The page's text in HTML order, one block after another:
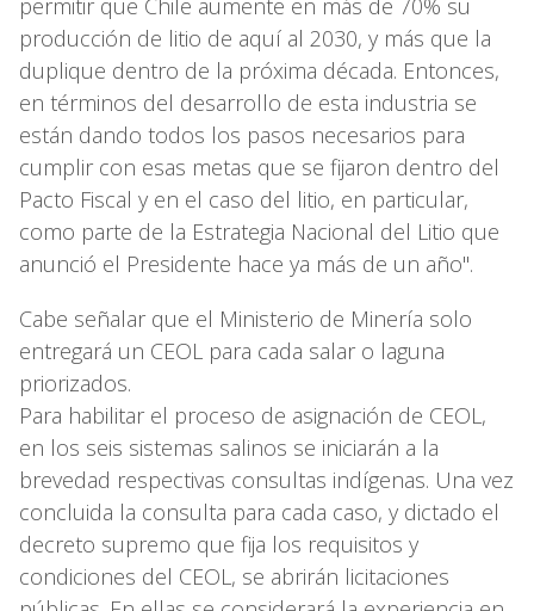
permitir que Chile aumente en más de 70% su
producción de litio de aquí al 2030, y más que la
duplique dentro de la próxima década. Entonces,
en términos del desarrollo de esta industria se
están dando todos los pasos necesarios para
cumplir con esas metas que se fijaron dentro del
Pacto Fiscal y en el caso del litio, en particular,
como parte de la Estrategia Nacional del Litio que
anunció el Presidente hace ya más de un año".
Cabe señalar que el Ministerio de Minería solo
entregará un CEOL para cada salar o laguna
priorizados.
Para habilitar el proceso de asignación de CEOL,
en los seis sistemas salinos se iniciarán a la
brevedad respectivas consultas indígenas. Una vez
concluida la consulta para cada caso, y dictado el
decreto supremo que fija los requisitos y
condiciones del CEOL, se abrirán licitaciones